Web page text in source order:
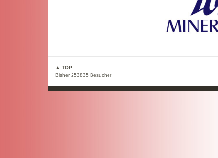
▲ TOP
Bisher 253835 Besucher